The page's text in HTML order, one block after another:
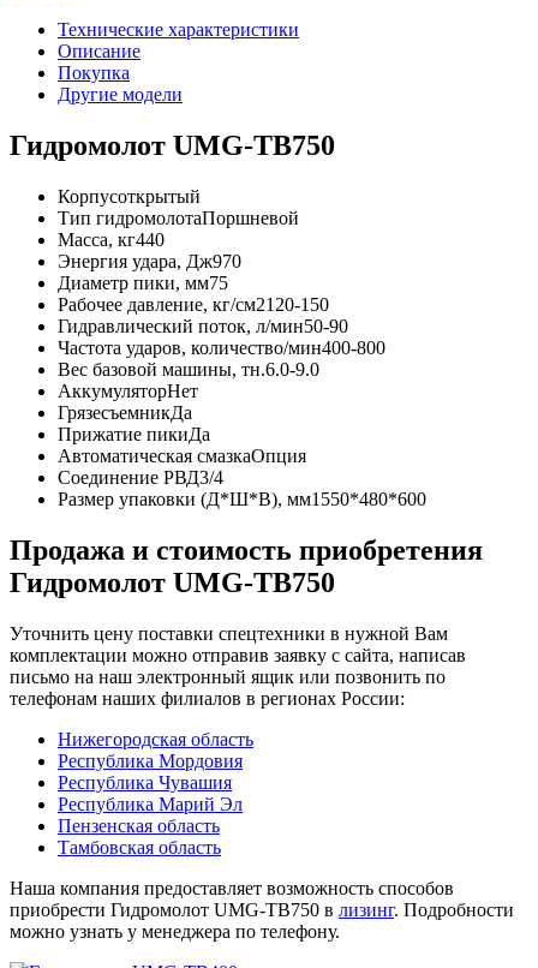
Технические характеристики
Описание
Покупка
Другие модели
Гидромолот UMG-TB750
Корпусоткрытый
Тип гидромолотаПоршневой
Масса, кг440
Энергия удара, Дж970
Диаметр пики, мм75
Рабочее давление, кг/см2120-150
Гидравлический поток, л/мин50-90
Частота ударов, количество/мин400-800
Вес базовой машины, тн.6.0-9.0
АккумуляторНет
ГрязесъемникДа
Прижатие пикиДа
Автоматическая смазкаОпция
Соединение РВД3/4
Размер упаковки (Д*Ш*В), мм1550*480*600
Продажа и cтоимость приобретения
Гидромолот UMG-TB750
Уточнить цену поставки спецтехники в нужной Вам
комплектации можно отправив заявку с сайта, написав
письмо на наш электронный ящик или позвонить по
телефонам наших филиалов в регионах России:
Нижегородская область
Республика Мордовия
Республика Чувашия
Республика Марий Эл
Пензенская область
Тамбовская область
Наша компания предоставляет возможность способов
приобрести Гидромолот UMG-TB750 в лизинг. Подробности
можно узнать у менеджера по телефону.